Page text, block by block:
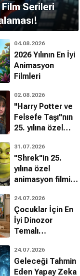
Serileri
04.08.2026
2026 Yılının En İyi
Animasyon
Filmleri
02.08.2026
"Harry Potter ve
Felsefe Taşı"nın
25. yılına özel
bilinmeyenleri!
31.07.2026
"Shrek"in 25.
yılına özel
animasyon filmin
24.07.2026
Çocuklar İçin En
İyi Dinozor
Temalı
Filmleri
24.07.2026
Geleceği Tahmin
Eden Yapay Zeka